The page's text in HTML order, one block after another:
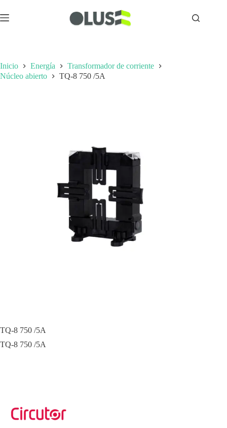
Inicio Energía
Transformador de corriente
Núcleo abierto
TQ-8 750 /5A
TQ-8 750 /5A
TQ-8 750 /5A